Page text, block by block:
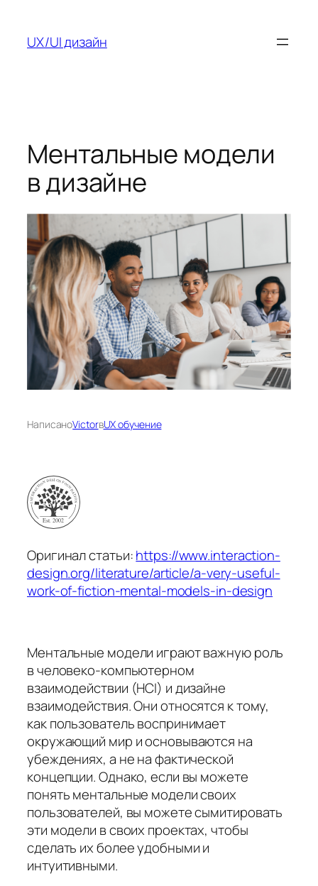
содержимому
UX/UI дизайн
Ментальные модели
в дизайне
НаписаноVictorвUX обучение
Оригинал статьи:https://www.interaction-
design.org/literature/article/a-very-useful-
work-of-fiction-mental-models-in-design
Ментальные модели играют важную роль
в человеко-компьютерном
взаимодействии (HCI) и дизайне
взаимодействия. Они относятся к тому,
как пользователь воспринимает
окружающий мир и основываются на
убеждениях, а не на фактической
концепции. Однако, если вы можете
понять ментальные модели своих
пользователей, вы можете сымитировать
эти модели в своих проектах, чтобы
сделать их более удобными и
интуитивными.